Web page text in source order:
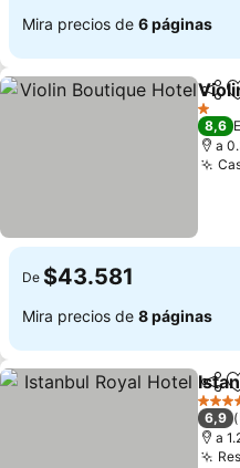
Mira precios de 6 páginas
1
8,6
a
De $43.581
Mira precios de 8 páginas
4
6,9
a